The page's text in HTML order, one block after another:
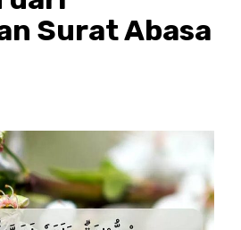
Surat Abasa